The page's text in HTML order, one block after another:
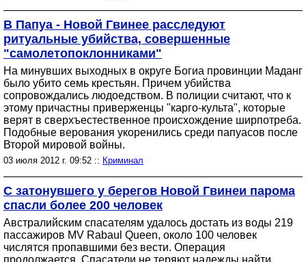
В Папуа - Новой Гвинее расследуют
ритуальные убийства, совершенные
"самолетопоклонниками"
На минувших выходных в округе Богиа провинции Маданг
было убито семь крестьян. Причем убийства
сопровождались людоедством. В полиции считают, что к
этому причастны приверженцы "карго-культа", которые
верят в сверхъестественное происхождение ширпотреба.
Подобные верования укоренились среди папуасов после
Второй мировой войны.
03 июля 2012 г. 09:52 :: Криминал
С затонувшего у берегов Новой Гвинеи парома
спасли более 200 человек
Австралийским спасателям удалось достать из воды 219
пассажиров MV Rabaul Queen, около 100 человек
числятся пропавшими без вести. Операция
продолжается. Спасатели не теряют надежды найти